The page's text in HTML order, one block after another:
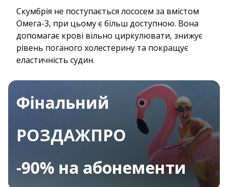
Скумбрія не поступається лососем за вмістом
Омега-3, при цьому є більш доступною. Вона
допомагає крові вільно циркулювати, знижує
рівень поганого холестерину та покращує
еластичність судин.
Фінальний
РОЗДАЖПРО
-90% на абонементи